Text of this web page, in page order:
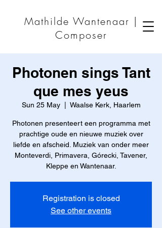
Mathilde Wantenaar |
Composer
Photonen sings Tant
que mes yeus
Sun 25 May
  |
Waalse Kerk, Haarlem
Photonen presenteert een programma met
prachtige oude en nieuwe muziek over
liefde en afscheid. Muziek van onder meer
Monteverdi, Primavera, Górecki, Tavener,
Kleppe en Wantenaar.
Registration is closed
See other events